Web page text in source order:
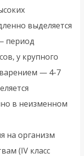
выделяется
период
у крупного
— 4-7
в неизменном
на организм
(IV класс